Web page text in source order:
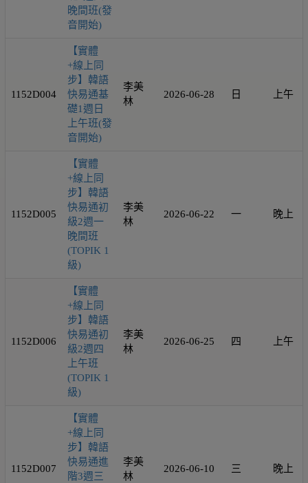
晚間班(發
音開始)
1152D004
【實體
+線上同
步】韓語
快易通基
礎1週日
上午班(發
音開始)
李美
林
2026-06-28 日 上午
1152D005
【實體
+線上同
步】韓語
快易通初
級2週一
晚間班
(TOPIK 1
級)
李美
林
2026-06-22 一 晚上
1152D006
【實體
+線上同
步】韓語
快易通初
級2週四
上午班
(TOPIK 1
級)
李美
林
2026-06-25 四 上午
1152D007
【實體
+線上同
步】韓語
快易通進
階3週三
李美
林
2026-06-10 三 晚上